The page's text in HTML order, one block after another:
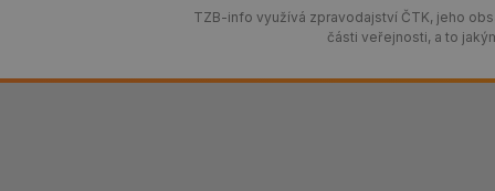
TZB-info využívá zpravodajství ČTK, jeho
části veřejnosti, a to